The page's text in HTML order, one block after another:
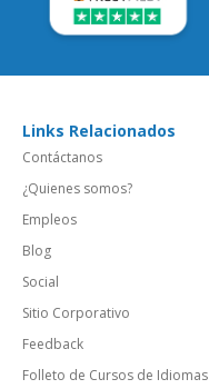
Links Relacionados
Contáctanos
¿Quienes somos?
Empleos
Blog
Social
Sitio Corporativo
Feedback
Folleto de Cursos de Idiomas